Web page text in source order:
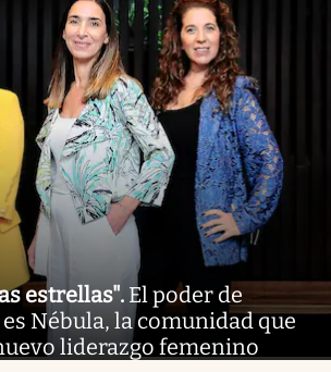
estrellas". El poder de
Nébula, la comunidad que
liderazgo femenino